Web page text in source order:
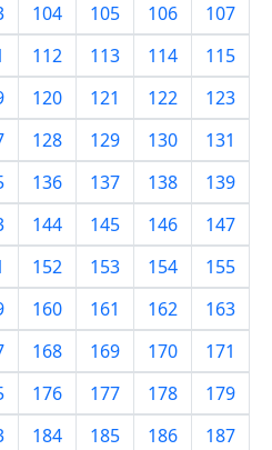
104 105 106
107
112 113 114
115
120 121 122
123
128 129 130
131
136 137 138
139
144 145 146
147
152 153 154
155
160 161 162
163
168 169 170
171
176 177 178
179
184 185 186
187